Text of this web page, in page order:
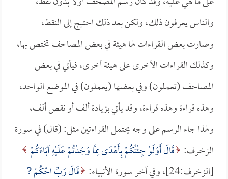
والناس يعرفون ذلك، ولكن بعد ذلك احتيج إلى النقط،
وصارت بعض القراءات لها هيئة في بعض المصاحف تختص بها،
وكذلك القراءات الأخرى على هيئة أخرى، فيأتي في بعض
المصاحف (تعملون) وفي بعضها (يعملون) في الموضع الواحد،
وهذه قراءة وهذه قراءة، وقد يأتي بزيادة ألف أو نقص ألف،
ولهذا جاء الرسم على وجه يحتمل القراءتين مثل: (قال) في سورة
الزخرف: قَالَ أَوَلَوْ جِئْتُكُمْ بِأَهْدَى مِمَّا وَجَدْتُمْ عَلَيْهِ آبَاءَكُمْ
[الزخرف:24]، وفي آخر سورة الأنبياء:
قَالَ رَبِّ احْكُمْ ?